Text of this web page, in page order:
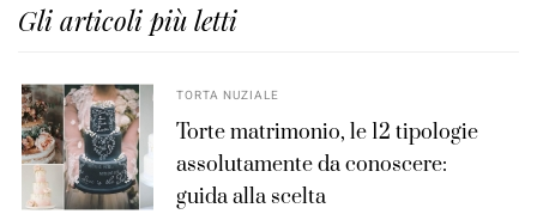
Gli articoli più letti
TORTA NUZIALE
Torte matrimonio, le 12 tipologie
assolutamente da conoscere:
guida alla scelta